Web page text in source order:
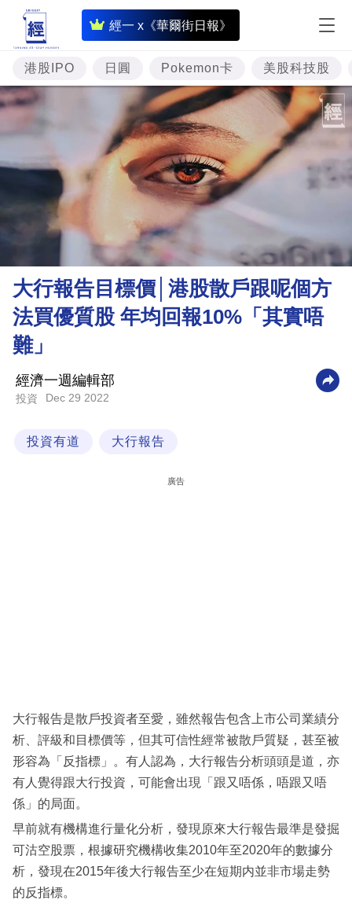
經一 x《華爾街日報》
即
時
財
經
題
投
市
理
財
商
科
技
港股IPO 日圓 Pokemon卡 美股科技股
大行報告目標價│港股散戶跟呢個方
法買優質股 年均回報10%「其實唔
難」
經濟一週編輯部
投資 Dec 29 2022
投資有道 大行報告
廣告
大行報告是散戶投資者至愛，雖然報告包含上市公司業績分
析、評級和目標價等，但其可信性經常被散戶質疑，甚至被
形容為「反指標」。有人認為，大行報告分析頭頭是道，亦
有人覺得跟大行投資，可能會出現「跟又唔係，唔跟又唔
係」的局面。
早前就有機構進行量化分析，發現原來大行報告最準是發掘
可沽空股票，根據研究機構收集2010年至2020年的數據分
析，發現在2015年後大行報告至少在短期内並非市場走勢
的反指標。